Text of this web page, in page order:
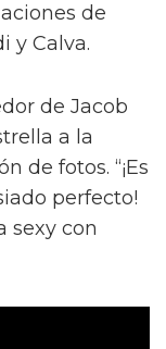
de
y Calva.
de Jacob
a la
de fotos. “¡Es
perfecto!
sexy con